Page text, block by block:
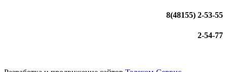
8(48155) 2-53-55
2-54-77